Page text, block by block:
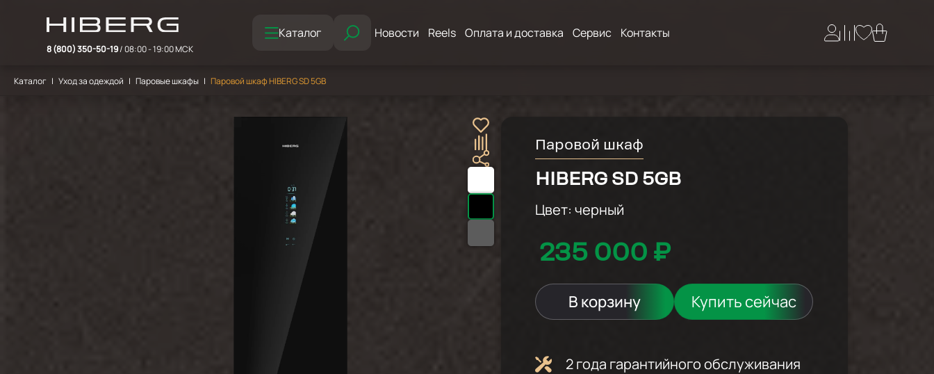
8 (800) 350-50-19/ 08:00 - 19:00 МСК
Каталог Новости Reels Оплата и доставка Сервис Контакты
Каталог Уход за одеждой Паровые шкафы Паровой шкаф HIBERG SD 5GB
Паровой шкаф
HIBERG SD 5GB
Цвет:черный
235 000 ₽
В корзину Купить сейчас
2 года гарантийного обслуживания